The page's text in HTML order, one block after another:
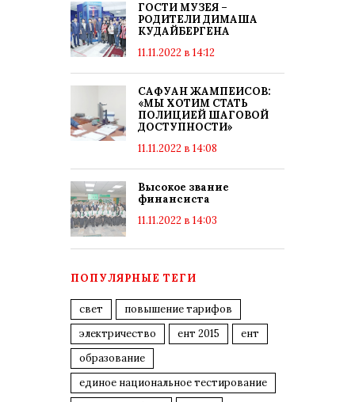
ГОСТИ МУЗЕЯ –
РОДИТЕЛИ ДИМАША
КУДАЙБЕРГЕНА
11.11.2022 в 14:12
САФУАН ЖАМПЕИСОВ:
«МЫ ХОТИМ СТАТЬ
ПОЛИЦИЕЙ ШАГОВОЙ
ДОСТУПНОСТИ»
11.11.2022 в 14:08
Высокое звание
финансиста
11.11.2022 в 14:03
ПОПУЛЯРНЫЕ ТЕГИ
свет
повышение тарифов
электричество
ент 2015
ент
образование
единое национальное тестирование